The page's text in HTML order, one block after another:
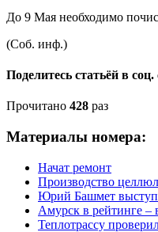
До 9 Мая необходимо
(Соб. инф.)
Поделитесь статьёй в соц.
Прочитано 428 раз
Материалы номера:
Начат ремонт
Производство
Юрий Башмет
Амурск в рейтинге
Теплотрассу